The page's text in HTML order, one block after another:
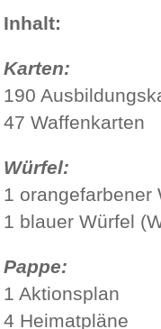
Inhalt:
Karten:
190
47 Waffenkarten
Würfel:
1 orangefarbener
1 blauer Würfel
Pappe:
1 Aktionsplan
4 Heimatpläne